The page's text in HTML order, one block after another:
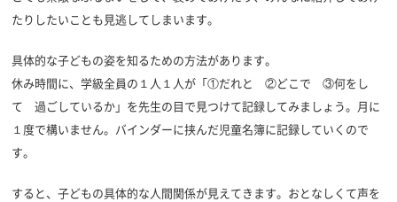
たりしたいことも見逃してしまいます。
具体的な子どもの姿を知るための方法があります。
休み時間に、学級全員の１人１人が「①だれと ②どこで ③何をし
て 過ごしているか」を先生の目で見つけて記録してみましょう。月に
１度で構いません。バインダーに挟んだ児童名簿に記録していくので
す。
すると、子どもの具体的な人間関係が見えてきます。おとなしくて声を